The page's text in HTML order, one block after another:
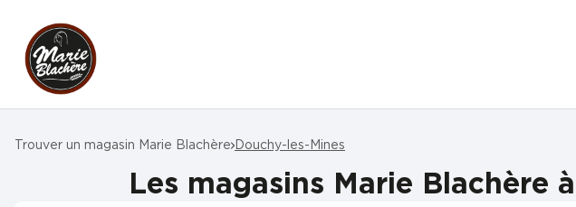
Trouver un magasin Marie Blachère Douchy-les-Mines
Les magasins Marie Blachère